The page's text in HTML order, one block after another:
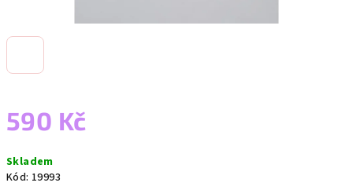
590 Kč
cena:
Skladem
Kód: 19993